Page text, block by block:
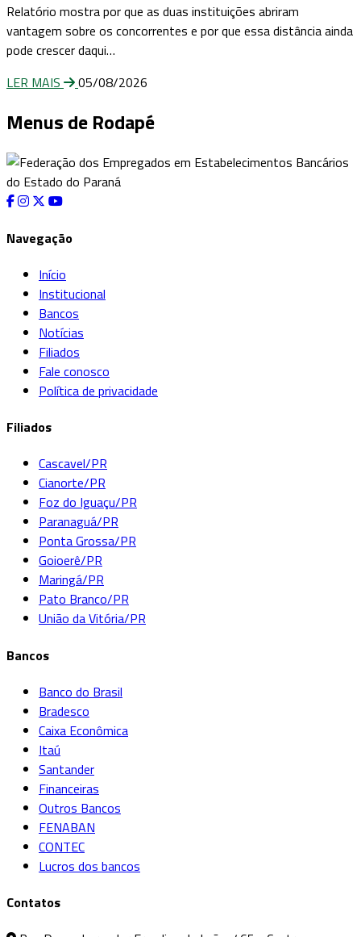
Relatório mostra por que as duas instituições abriram
vantagem sobre os concorrentes e por que essa distância ainda
pode crescer daqui…
LER MAIS
05/08/2026
Menus de Rodapé
Navegação
Início
Institucional
Bancos
Notícias
Filiados
Fale conosco
Política de privacidade
Filiados
Cascavel/PR
Cianorte/PR
Foz do Iguaçu/PR
Paranaguá/PR
Ponta Grossa/PR
Goioerê/PR
Maringá/PR
Pato Branco/PR
União da Vitória/PR
Bancos
Banco do Brasil
Bradesco
Caixa Econômica
Itaú
Santander
Financeiras
Outros Bancos
FENABAN
CONTEC
Lucros dos bancos
Contatos